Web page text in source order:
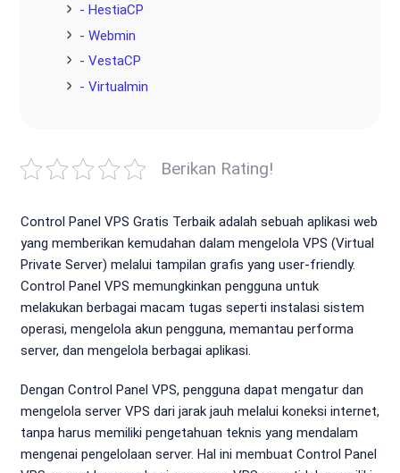
- HestiaCP
- Webmin
- VestaCP
- Virtualmin
Berikan Rating!
Control Panel VPS Gratis Terbaik adalah sebuah aplikasi web
yang memberikan kemudahan dalam mengelola VPS (Virtual
Private Server) melalui tampilan grafis yang user-friendly.
Control Panel VPS memungkinkan pengguna untuk
melakukan berbagai macam tugas seperti instalasi sistem
operasi, mengelola akun pengguna, memantau performa
server, dan mengelola berbagai aplikasi.
Dengan Control Panel VPS, pengguna dapat mengatur dan
mengelola server VPS dari jarak jauh melalui koneksi internet,
tanpa harus memiliki pengetahuan teknis yang mendalam
mengenai pengelolaan server. Hal ini membuat Control Panel